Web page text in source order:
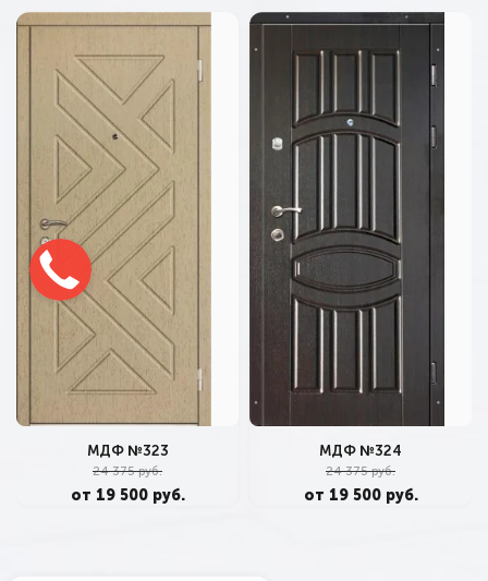
МДФ №323
24 375 руб.
от 19 500 руб.
МДФ №324
24 375 руб.
от 19 500 руб.